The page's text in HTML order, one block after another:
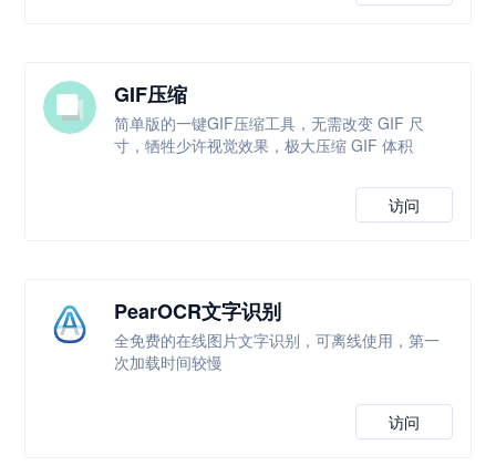
GIF压缩
简单版的一键GIF压缩工具，无需改变 GIF 尺
寸，牺牲少许视觉效果，极大压缩 GIF 体积
访问
PearOCR文字识别
全免费的在线图片文字识别，可离线使用，第一
次加载时间较慢
访问